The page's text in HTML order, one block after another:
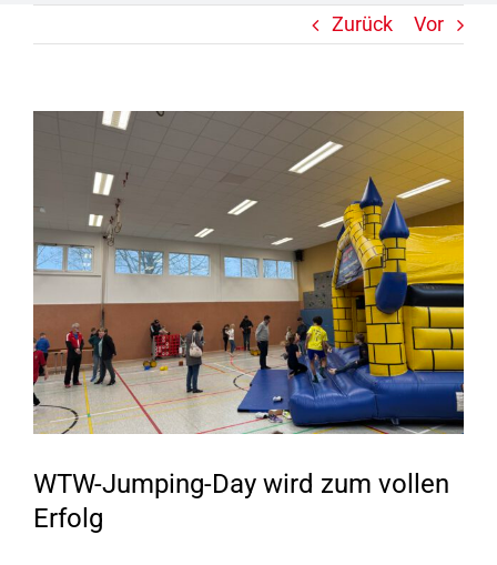
Zurück Vor
WTW-Jumping-Day wird zum vollen
Erfolg